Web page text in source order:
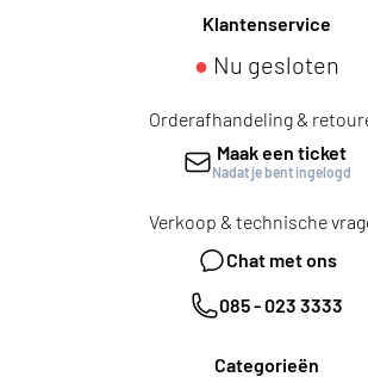
Klantenservice
● Nu gesloten
Orderafhandeling &
Maak een ticket
Nadat je bent ingelogd
Verkoop & technische
Chat met ons
085 - 023 3333
Categorieën